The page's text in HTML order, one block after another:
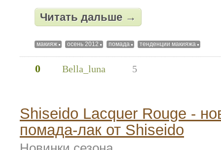
Читать дальше →
макияж осень 2012 помада тенденции макияжа
0 Bella_luna 5
Shiseido Lacquer Rouge -
помада-лак от Shiseido